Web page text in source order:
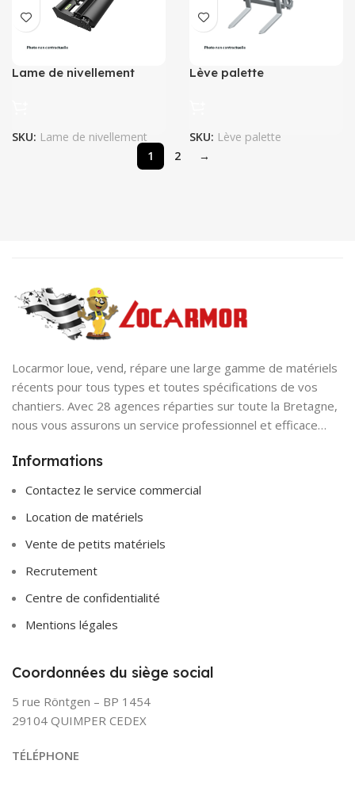
Lame de nivellement
SKU: Lame de nivellement
Lève palette
SKU: Lève palette
1
2 →
Locarmor loue, vend, répare une large gamme de matériels
récents pour tous types et toutes spécifications de vos
chantiers. Avec 28 agences réparties sur toute la Bretagne,
nous vous assurons un service professionnel et efficace…
Informations
Contactez le service commercial
Location de matériels
Vente de petits matériels
Recrutement
Centre de confidentialité
Mentions légales
Coordonnées du siège social
5 rue Röntgen – BP 1454
29104 QUIMPER CEDEX
TÉLÉPHONE